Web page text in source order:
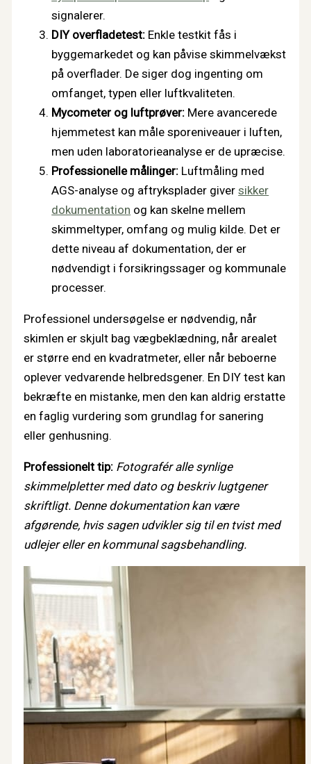
signalerer.
DIY overfladetest: Enkle testkit fås i
byggemarkedet og kan påvise skimmelvækst
på overflader. De siger dog ingenting om
omfanget, typen eller luftkvaliteten.
Mycometer og luftprøver: Mere avancerede
hjemmetest kan måle sporeniveauer i luften,
men uden laboratorieanalyse er de upræcise.
Professionelle målinger: Luftmåling med
AGS-analyse og aftryksplader giversikker
dokumentation og kan skelne mellem
skimmeltyper, omfang og mulig kilde. Det er
dette niveau af dokumentation, der er
nødvendigt i forsikringssager og kommunale
processer.
Professionel undersøgelse er nødvendig, når
skimlen er skjult bag vægbeklædning, når arealet
er større end en kvadratmeter, eller når beboerne
oplever vedvarende helbredsgener. En DIY test kan
bekræfte en mistanke, men den kan aldrig erstatte
en faglig vurdering som grundlag for sanering
eller genhusning.
Professionelt tip: Fotografér alle synlige
skimmelpletter med dato og beskriv lugtgener
skriftligt. Denne dokumentation kan være
afgørende, hvis sagen udvikler sig til en tvist med
udlejer eller en kommunal sagsbehandling.